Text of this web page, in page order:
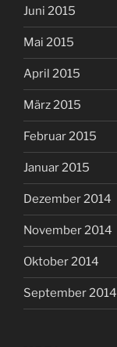
Juni 2015
Mai 2015
April 2015
März 2015
Februar 2015
Januar 2015
Dezember 2014
November 2014
Oktober 2014
September 2014